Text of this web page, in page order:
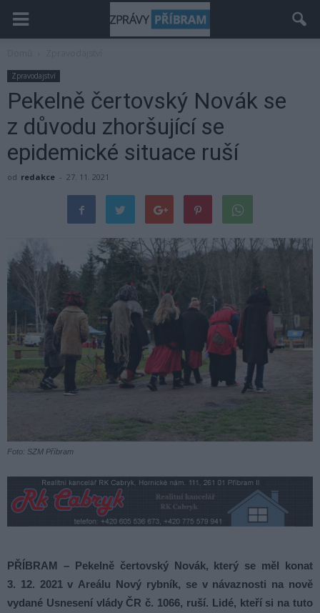
Zpravodajství
Pekelně čertovský Novák se
z důvodu zhoršující se
epidemické situace ruší
od redakce - 27. 11. 2021
Foto: SZM Příbram
PŘÍBRAM – Pekelně čertovský Novák, který se měl konat
3. 12. 2021 v Areálu Nový rybník, se v návaznosti na nově
vydané Usnesení vlády ČR č. 1066, ruší. Lidé, kteří si na tuto